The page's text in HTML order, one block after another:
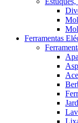
Ferramentas